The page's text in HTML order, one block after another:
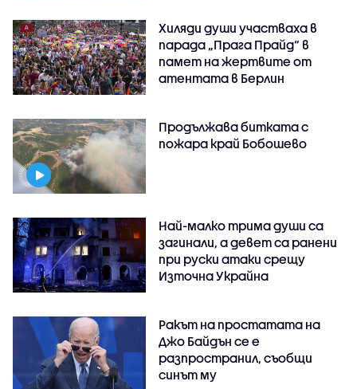
Хиляди души участваха в
парада „Прага Прайд“ в
памет на жертвите от
атентата в Берлин
Продължава битката с
пожара край Бобошево
Най-малко трима души са
загинали, а девет са ранени
при руски атаки срещу
Източна Украйна
Ракът на простатата на
Джо Байдън се е
разпространил, съобщи
синът му